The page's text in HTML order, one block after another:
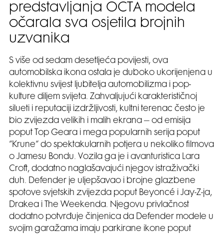
predstavljanja OCTA modela
očarala sva osjetila brojnih
uzvanika
S više od sedam desetljeća povijesti, ova
automobilska ikona ostala je duboko ukorijenjena u
kolektivnu svijest ljubitelja automobilizma i pop-
kulture diljem svijeta. Zahvaljujući karakterističnoj
silueti i reputaciji izdržljivosti, kultni terenac često je
bio zvijezda velikih i malih ekrana – od emisija
poput Top Geara i mega popularnih serija poput
“Krune“ do spektakularnih potjera u nekoliko filmova
o Jamesu Bondu. Vozila ga je i avanturistica Lara
Croft, dodatno naglašavajući njegov istraživački
duh. Defender je uljepšavao i brojne glazbene
spotove svjetskih zvijezda poput Beyoncé i Jay-Z-ja,
Drakea i The Weekenda. Njegovu privlačnost
dodatno potvrđuje činjenica da Defender modele u
svojim garažama imaju parkirane ikone poput